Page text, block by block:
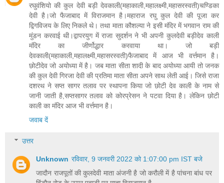
रघुवंशियो की कुल देवी बड़ी देवकाली(महाकाली,महालक्ष्मी,महासरस्वती)चण्डिका
देवी है।जो फैजाबाद में विराजमान है।महाराज रघु कुल देवी की पूजा कर
द्विगविजय के लिए निकले थे। तथा माता कौशल्या ने इसी मंदिर में भगवान राम की
मुंडन करवाई थी।द्वापरयुग में राजा सुदर्शन ने भी अपनी कुलदेवी बड़ीदेव काली
मंदिर का जीर्णोद्धार करवाया था। जो बड़ी
देवकाली(महाकाली,महालक्ष्मी,महासरस्वती)फैजाबाद में आज भी वर्त्तमान है।
छोटीदेव जो अयोध्या में है। जब माता सीता शादी के बाद अयोध्या आयी तो जनक
की कुल देवी गिरजा देवी की प्रतिमा माता सीता अपने साथ लेती आई। जिसे राजा
दशरथ ने सप्त सागर तलाव पर स्थापना किया जो छोटी देव काली के नाम से
जानी जाती है,सप्तसागर तलाव को कोरप्रेसन ने पटवा दिया है। लेकिन छोटी
काली का मंदिर आज भी वर्त्तमान है।
जवाब दें
उत्तर
Unknown रविवार, 9 जनवरी 2022 को 1:07:00 pm IST बजे
जादौन राजपूतों की कुलदेवी माता अंजनी है जो करौली में है पांचना बांध पर